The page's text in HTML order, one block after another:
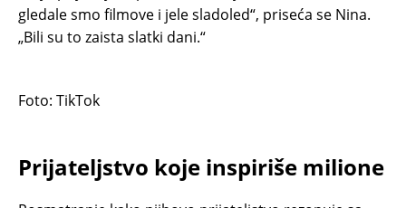
gledale smo filmove i jele sladoled“, priseća se Nina.
„Bili su to zaista slatki dani.“
Foto: TikTok
Prijateljstvo koje inspiriše milione